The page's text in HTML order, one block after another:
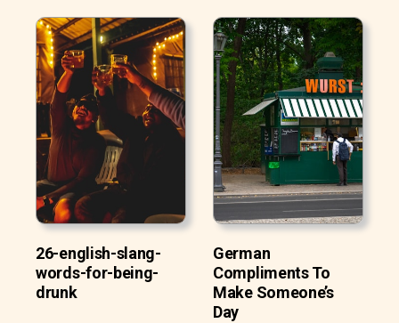
26-english-slang-
words-for-being-
drunk
German
Compliments To
Make Someone’s
Day